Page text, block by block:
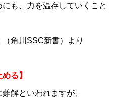
も、力を温存していくこと
SSC新書）より
る】
解といわれますが、